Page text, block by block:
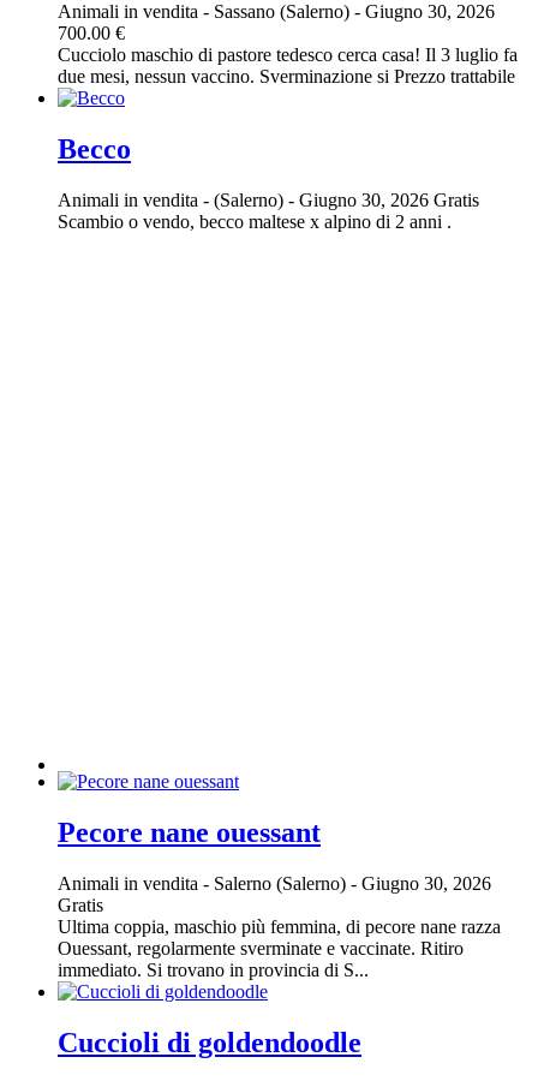
Animali in vendita - Sassano (Salerno) - Giugno 30, 2026
700.00 €
Cucciolo maschio di pastore tedesco cerca casa! Il 3 luglio fa
due mesi, nessun vaccino. Sverminazione si Prezzo trattabile
Becco
Animali in vendita - (Salerno) - Giugno 30, 2026 Gratis
Scambio o vendo, becco maltese x alpino di 2 anni .
Pecore nane ouessant
Animali in vendita - Salerno (Salerno) - Giugno 30, 2026
Gratis
Ultima coppia, maschio più femmina, di pecore nane razza
Ouessant, regolarmente sverminate e vaccinate. Ritiro
immediato. Si trovano in provincia di S...
Cuccioli di goldendoodle